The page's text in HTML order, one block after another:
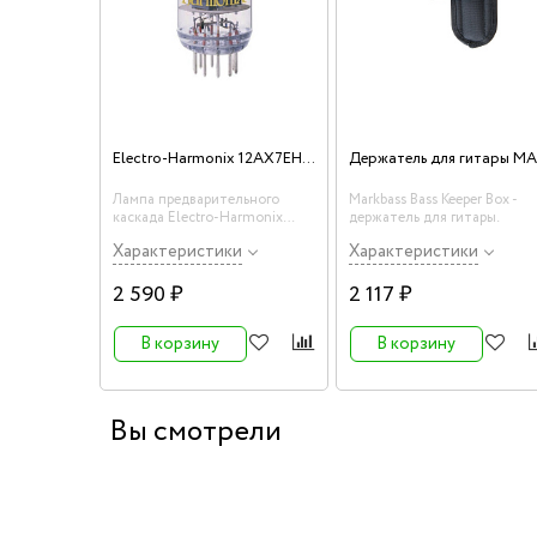
Electro-Harmonix 12AX7EH/ ECC83 Лампа предварительного каскада
Лампа предварительного
каскада Electro-Harmonix
Характеристики
2 590 ₽
В корзину
Markbass Bass Keeper Box -
держатель для гитары.
Характеристики
2 117 ₽
В корзину
Вы смотрели